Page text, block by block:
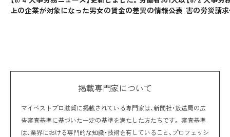
上の企業が対象になった男女の賃金の差異の情報公表 害の労災請
掲載専門家について
マイベストプロ滋賀に掲載されている専門家は、新聞社・放送局の広
告審査基準に基づいた一定の基準を満たした方たちです。 審査基準
は、業界における専門的な知識・技術を有していること、プロフェッシ